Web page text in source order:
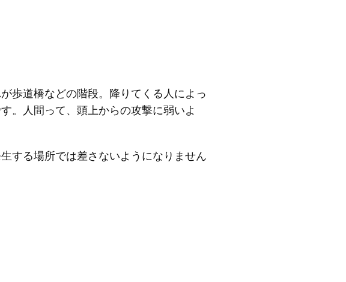
歩道橋などの階段。降りてくる人によっ
。人間って、頭上からの攻撃に弱いよ
する場所では差さないようになりません